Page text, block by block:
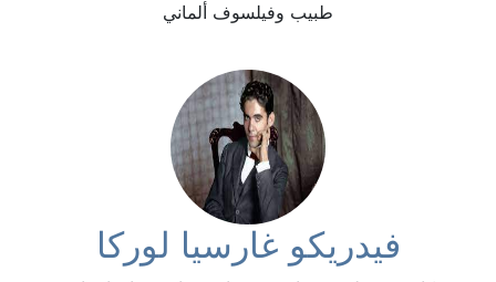
طبيب وفيلسوف ألماني
فيدريكو غارسيا لوركا